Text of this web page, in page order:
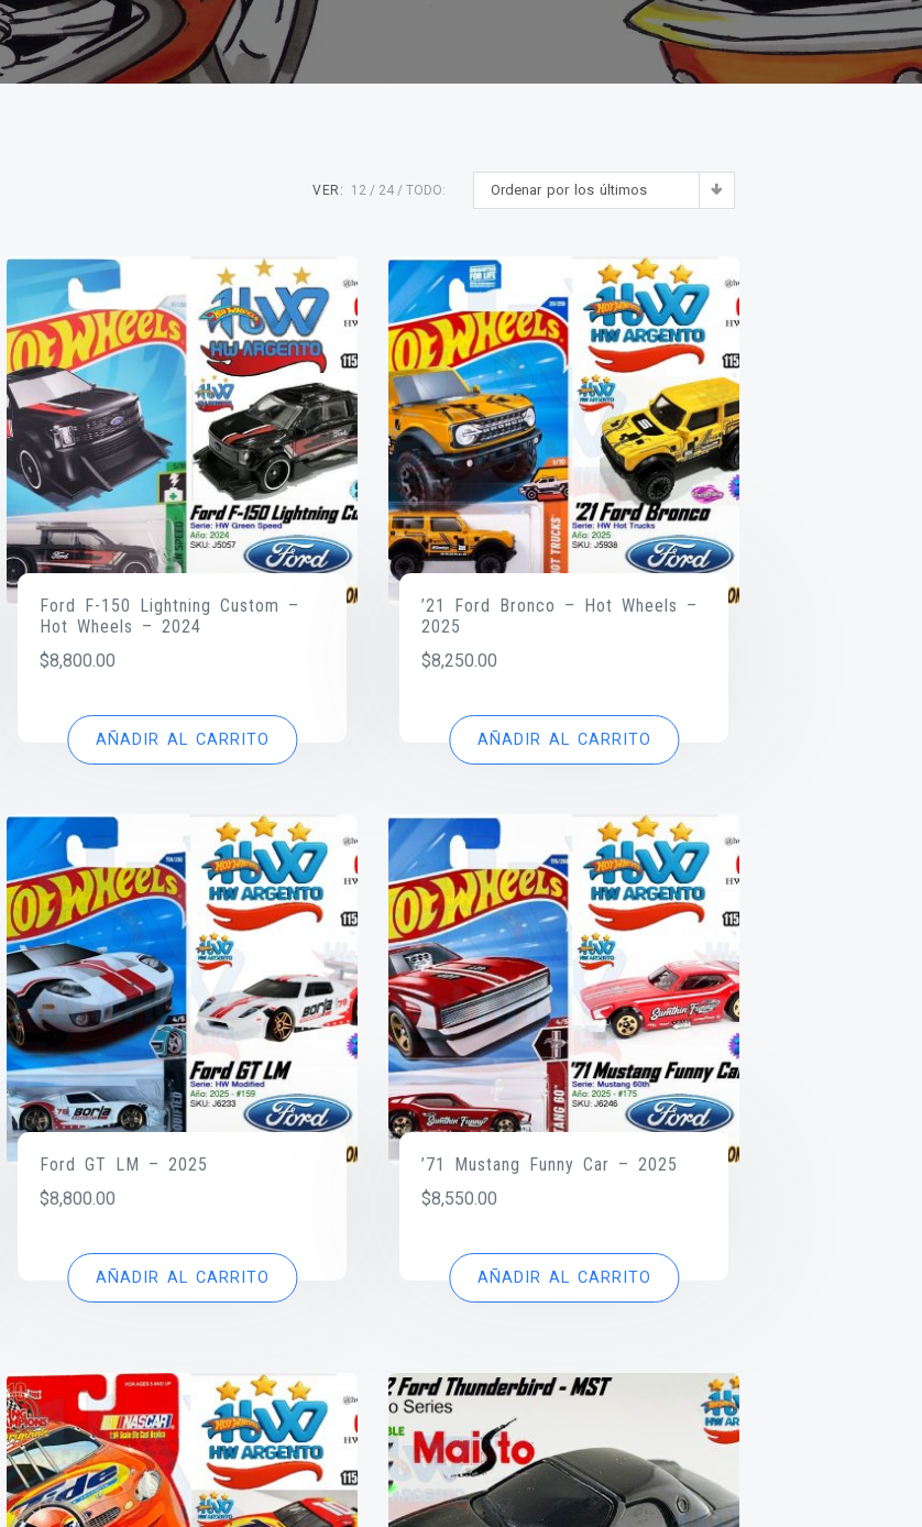
Ordenar por los últimos
VER: 12 24 TODO:
Ford F-150 Lightning Custom –
Hot Wheels – 2024
$8,800.00
AÑADIR AL CARRITO
’21 Ford Bronco – Hot Wheels –
2025
$8,250.00
AÑADIR AL CARRITO
Ford GT LM – 2025
$8,800.00
AÑADIR AL CARRITO
’71 Mustang Funny Car – 2025
$8,550.00
AÑADIR AL CARRITO